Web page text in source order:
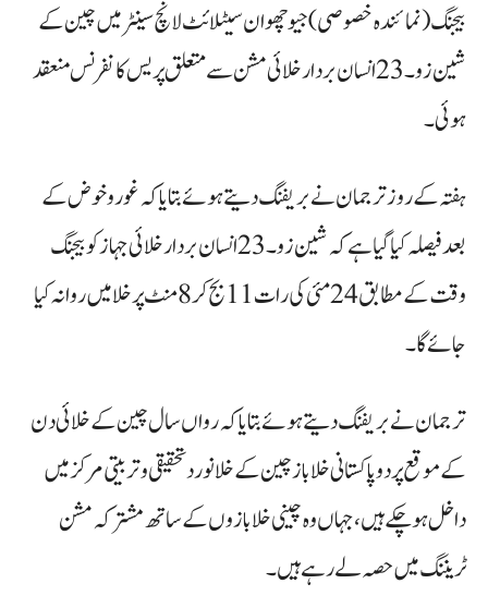
بیجنگ (نمائندہ خصوصی) جیو چھوان سیٹلائٹ لانچ سینٹر میں چین کے
شین زو۔23 انسان بردار خلائی مشن سے متعلق پریس کانفرنس منعقد
ہوئی۔
ہفتہ کے روزترجمان نے بریفنگ دیتے ہوئے بتایا کہ غور و خوض کے
بعد فیصلہ کیا گیا ہے کہ شین زو۔23 انسان بردار خلائی جہاز کو بیجنگ
وقت کے مطابق 24 مئی کی رات 11 بج کر 8 منٹ پر خلا میں روانہ کیا
جائے گا۔
ترجمان نے بریفنگ دیتے ہوئے بتایا کہ رواں سال چین کے خلائی دن
کے موقع پر دو پاکستانی خلا باز چین کے خلانورد تحقیقی و تربیتی مرکز میں
داخل ہو چکے ہیں، جہاں وہ چینی خلا بازوں کے ساتھ مشترکہ مشن
ٹریننگ میں حصہ لے رہے ہیں۔